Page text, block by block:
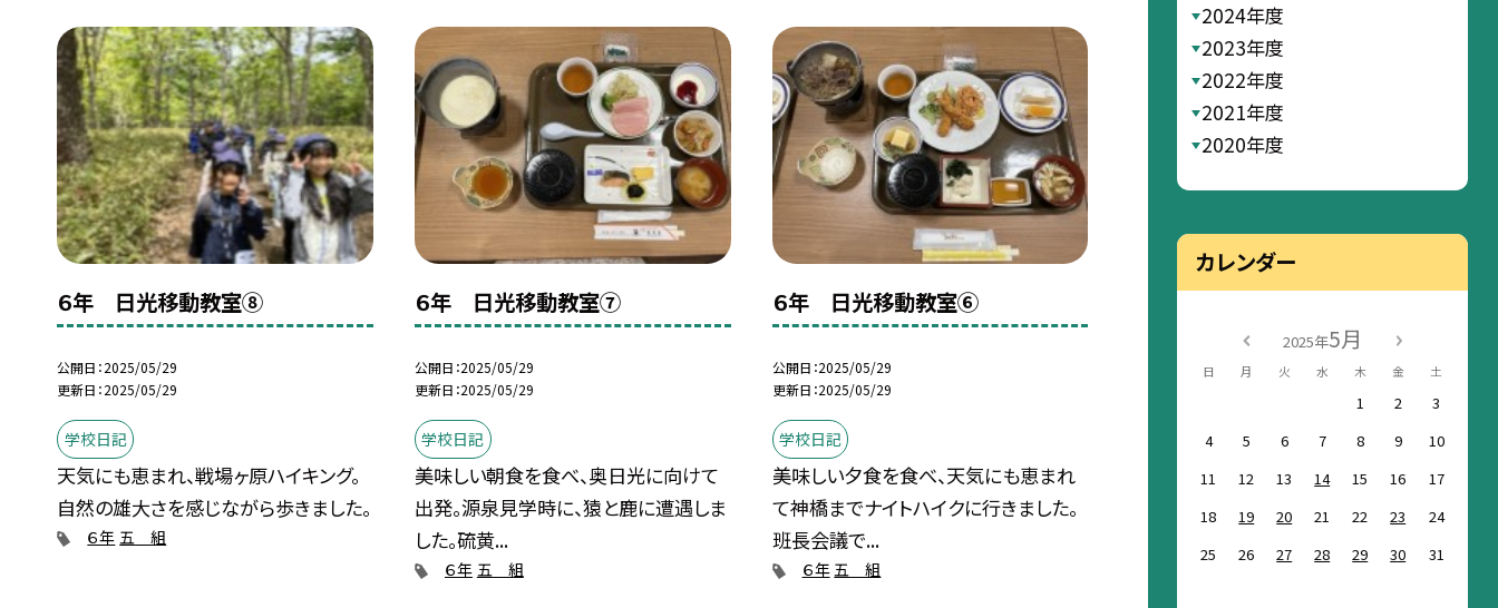
６年 日光移動教室⑧
公開日 2025/05/29
更新日 2025/05/29
学校日記
天気にも恵まれ、戦場ヶ原ハイキング。
自然の雄大さを感じながら歩きました。
６年 五 組
６年 日光移動教室⑦
公開日 2025/05/29
更新日 2025/05/29
学校日記
美味しい朝食を食べ、奥日光に向けて
出発。源泉見学時に、猿と鹿に遭遇しま
した。硫黄...
６年 五 組
６年 日光移動教室⑥
公開日 2025/05/29
更新日 2025/05/29
学校日記
美味しい夕食を食べ、天気にも恵まれ
て神橋までナイトハイクに行きました。
班長会議で...
６年五 組
2024年度
2023年度
2022年度
2021年度
2020年度
カレンダー
2025年5月
日 月 火 水 木 金 土
1 2
3
4
5 6 7 8 9
10
11
12 13 14 15 16
17
18
19 20 21 22 23
24
25
26 27 28 29 30 31